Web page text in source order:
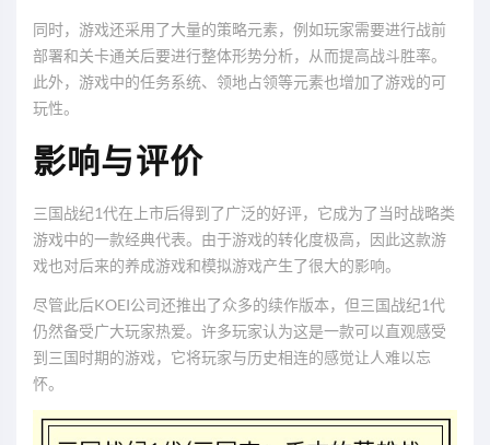
同时，游戏还采用了大量的策略元素，例如玩家需要进行战前
部署和关卡通关后要进行整体形势分析，从而提高战斗胜率。
此外，游戏中的任务系统、领地占领等元素也增加了游戏的可
玩性。
影响与评价
三国战纪1代在上市后得到了广泛的好评，它成为了当时战略类
游戏中的一款经典代表。由于游戏的转化度极高，因此这款游
戏也对后来的养成游戏和模拟游戏产生了很大的影响。
尽管此后KOEI公司还推出了众多的续作版本，但三国战纪1代
仍然备受广大玩家热爱。许多玩家认为这是一款可以直观感受
到三国时期的游戏，它将玩家与历史相连的感觉让人难以忘
怀。